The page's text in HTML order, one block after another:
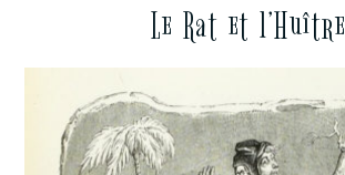
Le Rat et l’Huître